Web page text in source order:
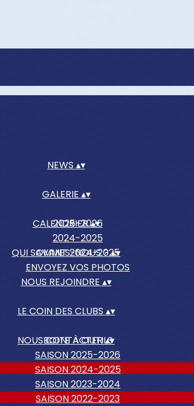
NEWS ▴▾
GALERIE ▴▾
2025-2026
2024-2025
AVANT 2024-2025
ENVOYEZ VOS PHOTOS
CALENDRIER▴▾
QUI SOMMES-NOUS ?▴▾
NOUS REJOINDRE ▴▾
LE COIN DES CLUBS ▴▾
BOITE À OUTILS
SAISON 2025-2026
SAISON 2024-2025
SAISON 2023-2024
SAISON 2022-2023
NOUS CONTACTER▴▾